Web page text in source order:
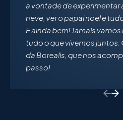
a vontade de experimentar
neve, ver o papai noel e
E ainda bem! Jamais
tudo o que vivemos juntos.
da Borealis, que nos
passo!